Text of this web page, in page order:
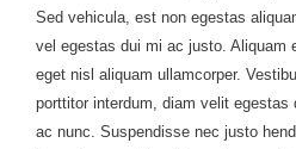
Sed vehicula, est non egestas
vel egestas dui mi ac justo. Aliquam
eget nisl aliquam ullamcorper.
porttitor interdum, diam velit egestas
ac nunc. Suspendisse nec justo